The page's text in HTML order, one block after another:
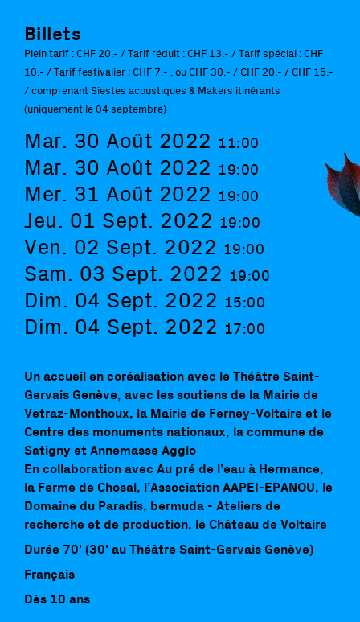
Billets
Plein tarif : CHF 20.- / Tarif réduit : CHF 13.- / Tarif spécial : CHF
10.- / Tarif festivalier : CHF 7.- , ou CHF 30.- / CHF 20.- / CHF 15.-
/ comprenant Siestes acoustiques & Makers itinérants
(uniquement le 04 septembre)
Mar. 30 Août 2022 11:00
Mar. 30 Août 2022 19:00
Mer. 31 Août 2022 19:00
Jeu. 01 Sept. 2022 19:00
Ven. 02 Sept. 2022 19:00
Sam. 03 Sept. 2022 19:00
Dim. 04 Sept. 2022 15:00
Dim. 04 Sept. 2022 17:00
Un accueil en coréalisation avec le Théâtre Saint-
Gervais Genève, avec les soutiens de la Mairie de
Vetraz-Monthoux, la Mairie de Ferney-Voltaire et le
Centre des monuments nationaux, la commune de
Satigny et Annemasse Agglo
En collaboration avec Au pré de l’eau à Hermance,
la Ferme de Chosal, l’Association AAPEI-EPANOU, le
Domaine du Paradis, bermuda - Ateliers de
recherche et de production, le Château de Voltaire
Durée 70' (30' au Théâtre Saint-Gervais Genève)
Français
Dès 10 ans